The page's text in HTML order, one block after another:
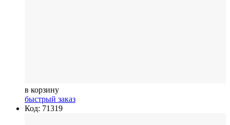
в корзину
быстрый заказ
Код: 71319